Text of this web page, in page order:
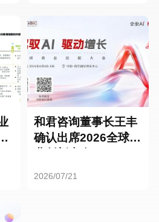
和君咨询董事长王丰
确认出席2026全球商
2026/07/21